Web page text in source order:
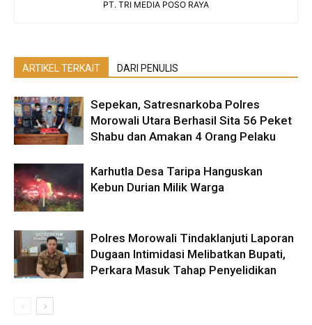
PT. TRI MEDIA POSO RAYA
ARTIKEL TERKAIT DARI PENULIS
Sepekan, Satresnarkoba Polres
Morowali Utara Berhasil Sita 56 Peket
Shabu dan Amakan 4 Orang Pelaku
Karhutla Desa Taripa Hanguskan
Kebun Durian Milik Warga
Polres Morowali Tindaklanjuti Laporan
Dugaan Intimidasi Melibatkan Bupati,
Perkara Masuk Tahap Penyelidikan